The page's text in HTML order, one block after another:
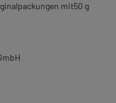
mit50 g